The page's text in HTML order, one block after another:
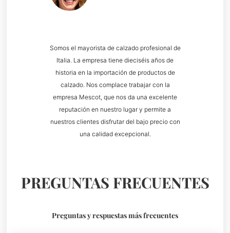
Somos el mayorista de calzado profesional de
Italia. La empresa tiene dieciséis años de
historia en la importación de productos de
calzado. Nos complace trabajar con la
empresa Mescot, que nos da una excelente
reputación en nuestro lugar y permite a
nuestros clientes disfrutar del bajo precio con
una calidad excepcional.
PREGUNTAS FRECUENTES
Preguntas y respuestas más frecuentes